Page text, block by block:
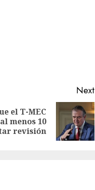
Next
el T-MEC
menos 10
revisión